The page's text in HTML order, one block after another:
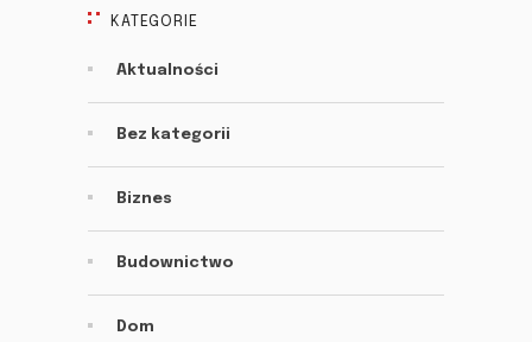
KATEGORIE
Aktualności
Bez kategorii
Biznes
Budownictwo
Dom